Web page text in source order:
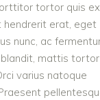
tortor quis ex
hendrerit erat, eget
nunc, ac
blandit, mattis tortor
varius natoque